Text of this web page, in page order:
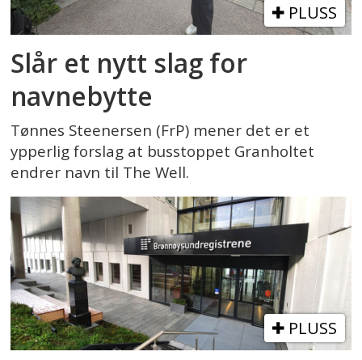
PLUSS
Slår et nytt slag for
navnebytte
Tønnes Steenersen (FrP) mener det er et
ypperlig forslag at busstoppet Granholtet
endrer navn til The Well.
PLUSS